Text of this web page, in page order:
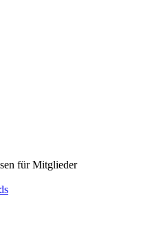
für Mitglieder